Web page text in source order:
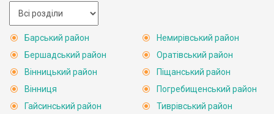
Барський район
Бершадський район
Вінницький район
Вінниця
Гайсинський район
Немирівський район
Оратівський район
Піщанський район
Погребищенський район
Тиврівський район